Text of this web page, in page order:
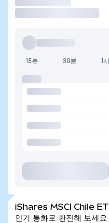
15분 30분 1
iShares MSCI Chile
인기 통화로 환전해 보세요